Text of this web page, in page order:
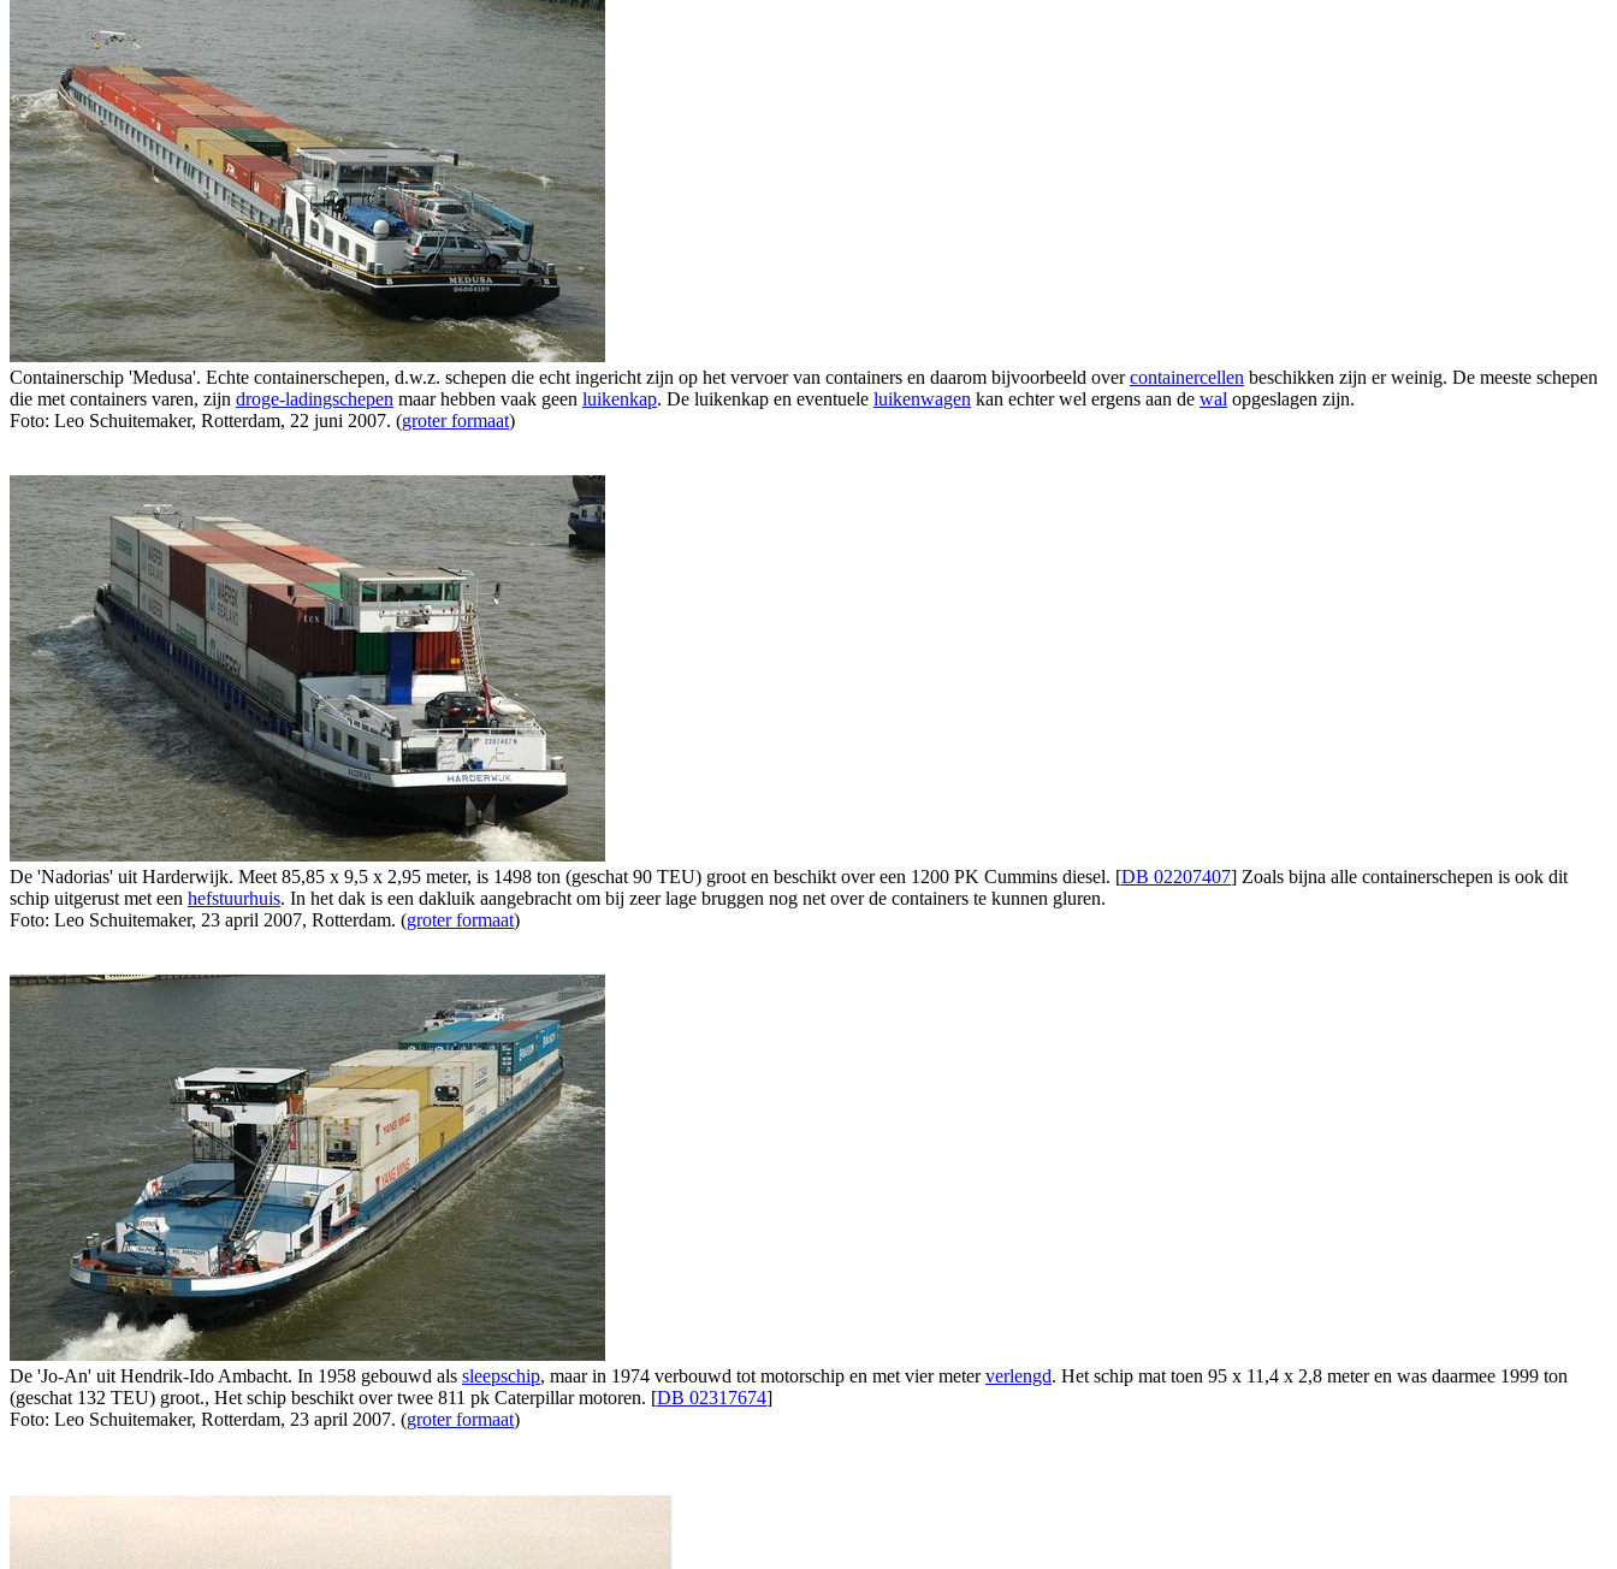
Containerschip 'Medusa'. Echte containerschepen, d.w.z. schepen die echt ingericht zijn op het vervoer van containers en daarom bijvoorbeeld overcontainercellen beschikken zijn er weinig. De meeste schepen
die met containers varen, zijn droge-ladingschepen maar hebben vaak geen luikenkap. De luikenkap en eventuele luikenwagen kan echter wel ergens aan de wal opgeslagen zijn.
Foto: Leo Schuitemaker, Rotterdam, 22 juni 2007. (groter formaat)
De 'Nadorias' uit Harderwijk. Meet 85,85 x 9,5 x 2,95 meter, is 1498 ton (geschat 90 TEU) groot en beschikt over een 1200 PK Cummins diesel. [DB 02207407] Zoals bijna alle containerschepen is ook dit
schip uitgerust met een hefstuurhuis. In het dak is een dakluik aangebracht om bij zeer lage bruggen nog net over de containers te kunnen gluren.
Foto: Leo Schuitemaker, 23 april 2007, Rotterdam. (groter formaat)
De 'Jo-An' uit Hendrik-Ido Ambacht. In 1958 gebouwd als sleepschip, maar in 1974 verbouwd tot motorschip en met vier meterverlengd. Het schip mat toen 95 x 11,4 x 2,8 meter en was daarmee 1999 ton
(geschat 132 TEU) groot., Het schip beschikt over twee 811 pk Caterpillar motoren. [DB 02317674]
Foto: Leo Schuitemaker, Rotterdam, 23 april 2007. (groter formaat)